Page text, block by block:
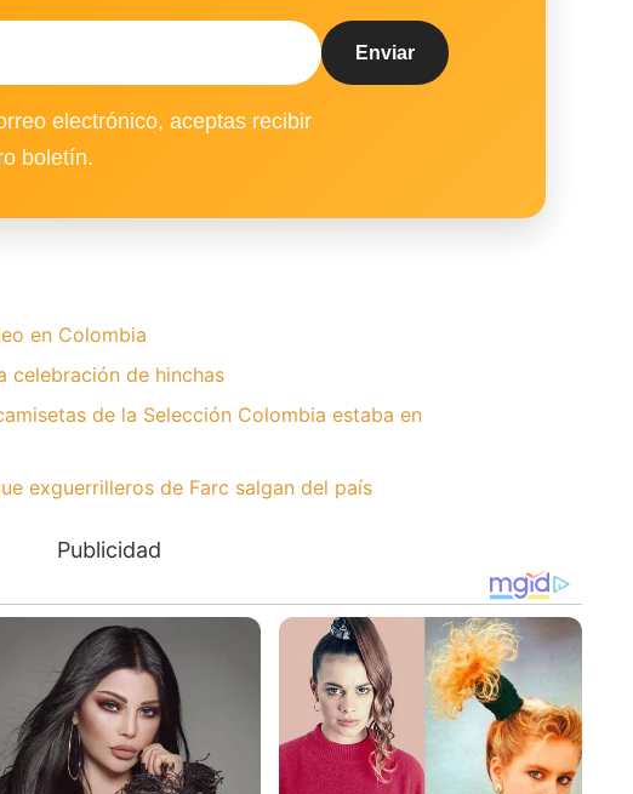
electrónico, aceptas recibir
boletín.
en Colombia
celebración de hinchas
de la Selección Colombia estaba en
exguerrilleros de Farc salgan del país
Publicidad